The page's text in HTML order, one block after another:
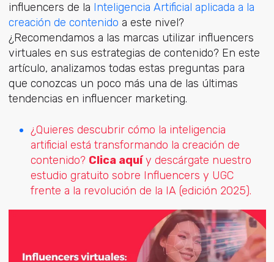
influencers de la Inteligencia Artificial aplicada a la
creación de contenido a este nivel?
¿Recomendamos a las marcas utilizar influencers
virtuales en sus estrategias de contenido? En este
artículo, analizamos todas estas preguntas para
que conozcas un poco más una de las últimas
tendencias en influencer marketing.
¿Quieres descubrir cómo la inteligencia
artificial está transformando la creación de
contenido? Clica aquíy descárgate nuestro
estudio gratuito sobre Influencers y UGC
frente a la revolución de la IA (edición 2025).